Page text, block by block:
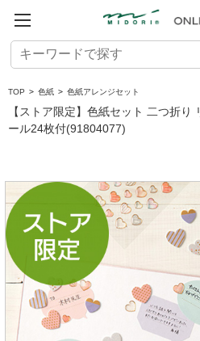
TOP > 色紙 > 色紙アレンジセット
【ストア限定】色紙セット 二つ折
ール24枚付(91804077)